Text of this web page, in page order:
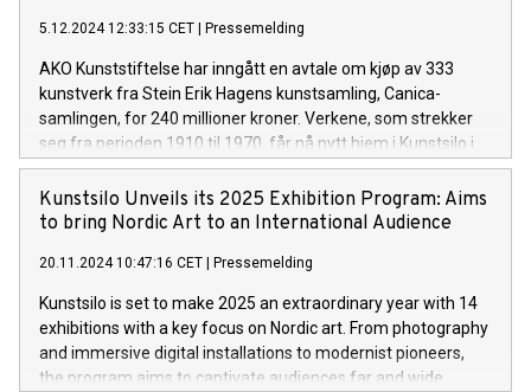
5.12.2024 12:33:15 CET | Pressemelding
AKO Kunststiftelse har inngått en avtale om kjøp av 333
kunstverk fra Stein Erik Hagens kunstsamling, Canica-
samlingen, for 240 millioner kroner. Verkene, som strekker
seg fra perioden 1910 til 1970, får nå nytt hjem i Kunstsilo i
Kristiansand som del av Tangen-samlingen, som er verdens
største samling av nordisk modernisme.
Kunstsilo Unveils its 2025 Exhibition Program: Aims
to bring Nordic Art to an International Audience
20.11.2024 10:47:16 CET | Pressemelding
Kunstsilo is set to make 2025 an extraordinary year with 14
exhibitions with a key focus on Nordic art. From photography
and immersive digital installations to modernist pioneers,
the program aims to captivate audiences far and wide.